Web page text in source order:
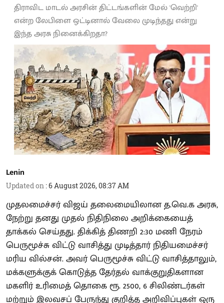
திராவிட மாடல் அரசின் திட்டங்களின் மேல் 'வெற்றி'
என்ற லேபிளை ஒட்டினால் வேலை முடிந்தது என்று
இந்த அரசு நினைக்கிறதா?
Lenin
Updated on :6 August 2026, 08:37 AM
முதலமைச்சர் விஜய் தலைமையிலான த.வெ.க அரசு,
நேற்று தனது முதல் நிதிநிலை அறிக்கையைத்
தாக்கல் செய்தது. திக்கித் திணறி 2:30 மணி நேரம்
பெருமூச்சு விட்டு வாசித்து முடித்தார் நிதியமைச்சர்
மரிய வில்சன். அவர் பெருமூச்சு விட்டு வாசித்தாலும்,
மக்களுக்குக் கொடுத்த தேர்தல் வாக்குறுதிகளான
மகளிர் உரிமைத் தொகை ரூ. 2500, 6 சிலிண்டர்கள்
மற்றும் இலவசப் பேருந்து குறித்த அறிவிப்புகள் ஒரு